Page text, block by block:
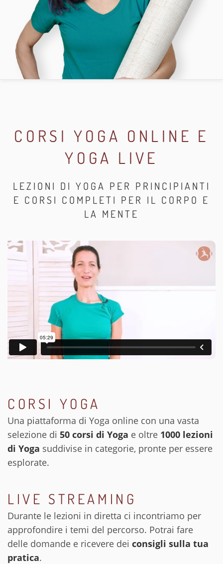
CORSI YOGA ONLINE E
YOGA LIVE
LEZIONI DI YOGA PER PRINCIPIANTI
E CORSI COMPLETI PER IL CORPO E
LA MENTE
CORSI YOGA
Una piattaforma di Yoga online con una vasta
selezione di 50 corsi di Yoga e oltre 1000 lezioni
di Yoga suddivise in categorie, pronte per essere
esplorate.
LIVE STREAMING
Durante le lezioni in diretta ci incontriamo per
approfondire i temi del percorso. Potrai fare
delle domande e ricevere dei consigli sulla tua
pratica.